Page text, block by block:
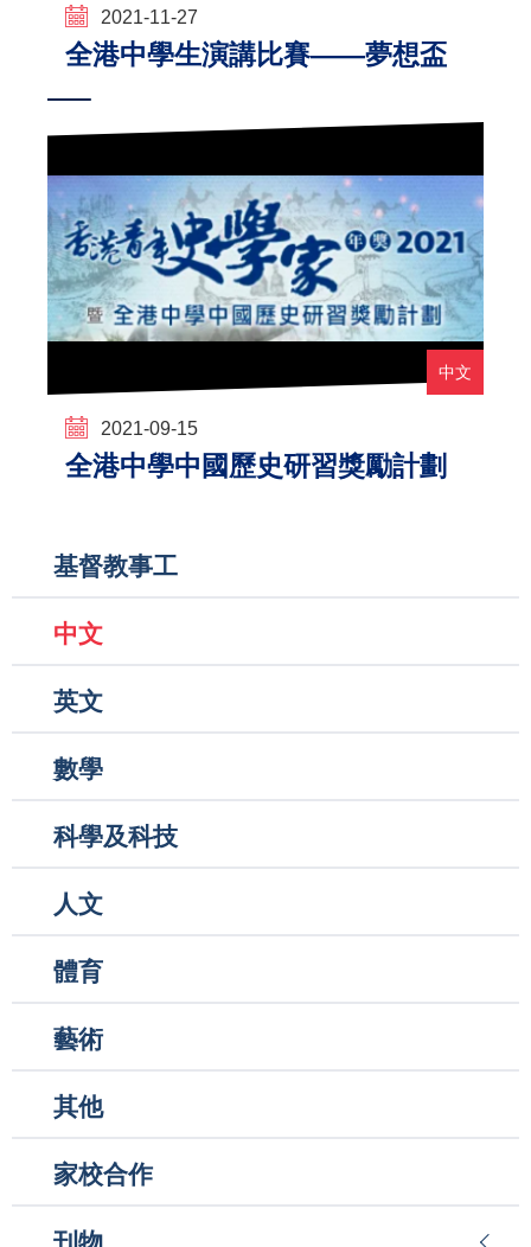
2021-11-27
全港中學生演講比賽——夢想盃
中文
2021-09-15
全港中學中國歷史研習獎勵計劃
Main
navigation
基督教事工
中文
英文
數學
科學及科技
人文
體育
藝術
其他
家校合作